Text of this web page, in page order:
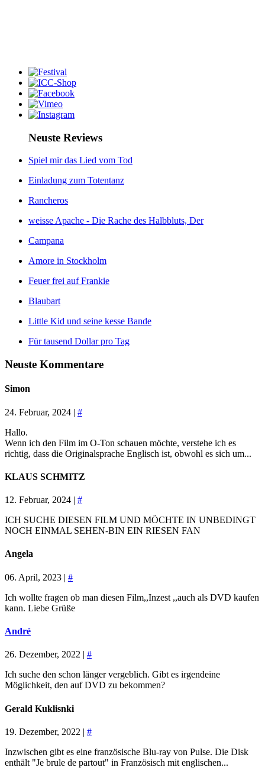
Neuste Reviews
Spiel mir das Lied vom Tod
Einladung zum Totentanz
Rancheros
weisse Apache - Die Rache des Halbbluts, Der
Campana
Amore in Stockholm
Feuer frei auf Frankie
Blaubart
Little Kid und seine kesse Bande
Für tausend Dollar pro Tag
Neuste Kommentare
Simon
24. Februar, 2024 | #
Hallo.
Wenn ich den Film im O-Ton schauen möchte, verstehe ich es
richtig, dass die Originalsprache Englisch ist, obwohl es sich um...
KLAUS SCHMITZ
12. Februar, 2024 | #
ICH SUCHE DIESEN FILM UND MÖCHTE IN UNBEDINGT
NOCH EINMAL SEHEN-BIN EIN RIESEN FAN
Angela
06. April, 2023 | #
Ich wollte fragen ob man diesen Film,,Inzest ,,auch als DVD kaufen
kann. Liebe Grüße
André
26. Dezember, 2022 | #
Ich suche den schon länger vergeblich. Gibt es irgendeine
Möglichkeit, den auf DVD zu bekommen?
Gerald Kuklisnki
19. Dezember, 2022 | #
Inzwischen gibt es eine französische Blu-ray von Pulse. Die Disk
enthält "Je brule de partout" in Französisch mit englischen...